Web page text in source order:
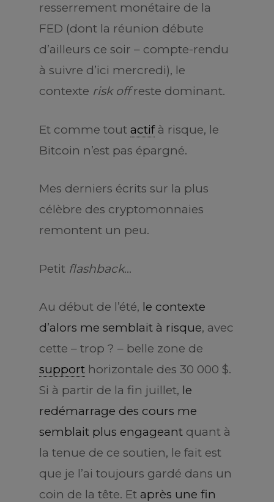
resserrement monétaire de la
FED (dont la réunion débute
d’ailleurs ce soir – compte-rendu
à suivre d’ici mercredi), le
contexte risk offreste dominant.
Et comme tout actifà risque, le
Bitcoin n’est pas épargné.
Mes derniers écrits sur la plus
célèbre des cryptomonnaies
remontent un peu.
Petit flashback…
Au début de l’été, le contexte
d’alors me semblait à risque, avec
cette – trop ? – belle zone de
support horizontale des 30 000 $.
Si à partir de la fin juillet, le
redémarrage des cours me
semblait plus engageant quant à
la tenue de ce soutien, le fait est
que je l’ai toujours gardé dans un
coin de la tête. Et après une fin